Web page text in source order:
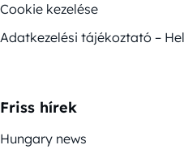
Cookie kezelése
Adatkezelési tájékoztató –
Friss hírek
Hungary news